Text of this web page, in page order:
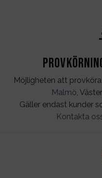
Möjligheten att provköra
Malmö,
Gäller endast kunder
Kontakta